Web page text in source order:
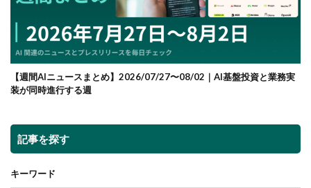
【週間AIニュースまとめ】2026/07/27〜08/02｜AI基盤投資と業務実
装が同時進行する週
記事を探す
キーワード